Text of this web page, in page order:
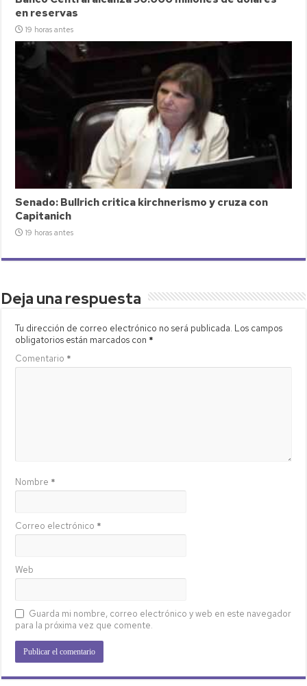
en reservas
19 horas antes
Senado: Bullrich critica kirchnerismo y cruza con
Capitanich
19 horas antes
Deja una respuesta
Tu dirección de correo electrónico no será publicada. Los campos
obligatorios están marcados con *
Comentario *
Nombre *
Correo electrónico *
Web
Guarda mi nombre, correo electrónico y web en este navegador
para la próxima vez que comente.